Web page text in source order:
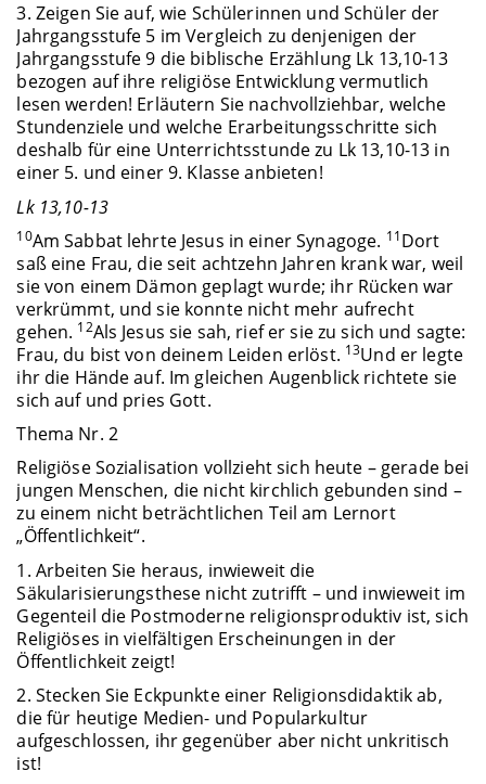
3. Zeigen Sie auf, wie Schülerinnen und Schüler der
Jahrgangsstufe 5 im Vergleich zu denjenigen der
Jahrgangsstufe 9 die biblische Erzählung Lk 13,10-13
bezogen auf ihre religiöse Entwicklung vermutlich
lesen werden! Erläutern Sie nachvollziehbar, welche
Stundenziele und welche Erarbeitungsschritte sich
deshalb für eine Unterrichtsstunde zu Lk 13,10-13 in
einer 5. und einer 9. Klasse anbieten!
Lk 13,10-13
10Am Sabbat lehrte Jesus in einer Synagoge. 11 Dort
saß eine Frau, die seit achtzehn Jahren krank war, weil
sie von einem Dämon geplagt wurde; ihr Rücken war
verkrümmt, und sie konnte nicht mehr aufrecht
gehen. 12Als Jesus sie sah, rief er sie zu sich und sagte:
Frau, du bist von deinem Leiden erlöst. 13Und er legte
ihr die Hände auf. Im gleichen Augenblick richtete sie
sich auf und pries Gott.
Thema Nr. 2
Religiöse Sozialisation vollzieht sich heute – gerade bei
jungen Menschen, die nicht kirchlich gebunden sind –
zu einem nicht beträchtlichen Teil am Lernort
„Öffentlichkeit“.
1. Arbeiten Sie heraus, inwieweit die
Säkularisierungsthese nicht zutrifft – und inwieweit im
Gegenteil die Postmoderne religionsproduktiv ist, sich
Religiöses in vielfältigen Erscheinungen in der
Öffentlichkeit zeigt!
2. Stecken Sie Eckpunkte einer Religionsdidaktik ab,
die für heutige Medien- und Popularkultur
aufgeschlossen, ihr gegenüber aber nicht unkritisch
ist!